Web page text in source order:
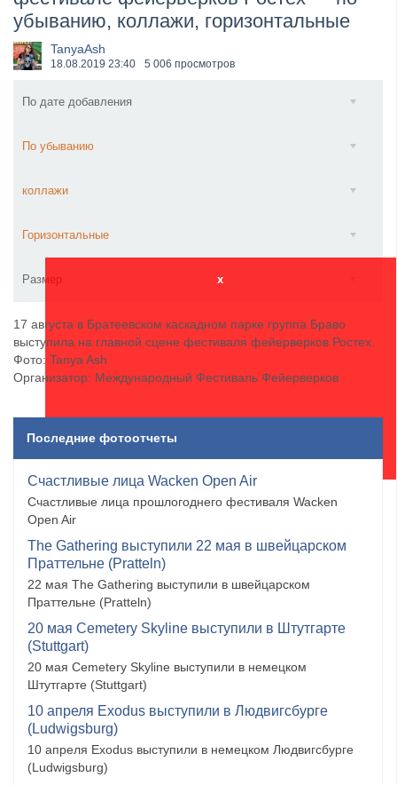
​Wacken Open Air 2027 объявил новую волну участ...
убыванию, коллажи, горизонтальные
TanyaAsh
18.08.2019 23:40 5 006 просмотров
По дате добавления
По убыванию
коллажи
Горизонтальные
Размер x
17 августа в Братеевском каскадном парке группа Браво
выступила на главной сцене фестиваля фейерверков Ростех.
Фото: Tanya Ash
Организатор: Международный Фестиваль Фейерверков
Последние фотоотчеты
Счастливые лица Wacken Open Air
Счастливые лица прошлогоднего фестиваля Wacken
Open Air
The Gathering выступили 22 мая в швейцарском
Праттельне (Pratteln)
22 мая The Gathering выступили в швейцарском
Праттельне (Pratteln)
20 мая Cemetery Skyline выступили в Штутгарте
(Stuttgart)
20 мая Cemetery Skyline выступили в немецком
Штутгарте (Stuttgart)
10 апреля Exodus выступили в Людвигсбурге
(Ludwigsburg)
10 апреля Exodus выступили в немецком Людвигсбурге
(Ludwigsburg)